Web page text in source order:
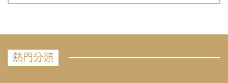
熱門分類